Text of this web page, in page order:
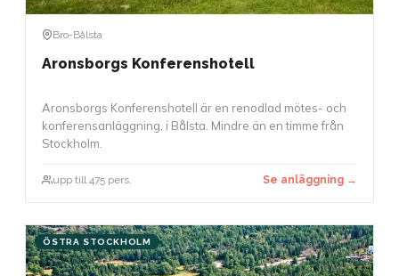
Bro-Bålsta
Aronsborgs Konferenshotell
Aronsborgs Konferenshotell är en renodlad mötes- och
konferensanläggning, i Bålsta. Mindre än en timme från
Stockholm.
upp till 475 pers. Se anläggning →
ÖSTRA STOCKHOLM